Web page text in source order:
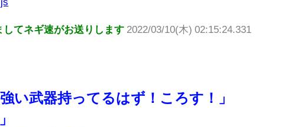
してネギ速がお送りします 2022/03/10(木) 02:15:24.331
い武器持ってるはず！ころす！」